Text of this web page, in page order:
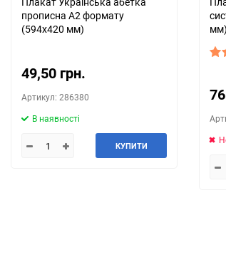
прописна А2 формату
(594х420 мм)
49,50 грн.
Артикул: 286380
В наявності
КУПИТИ
мм)